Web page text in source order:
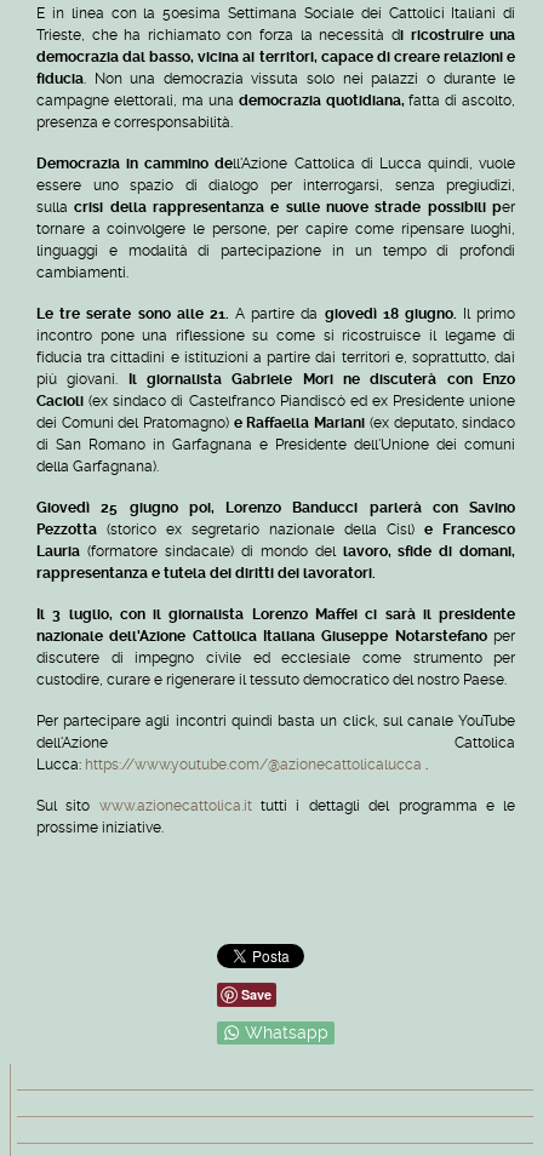
E in linea con la 50esima Settimana Sociale dei Cattolici Italiani di
Trieste, che ha richiamato con forza la necessità di ricostruire una
democrazia dal basso, vicina ai territori, capace di creare relazioni e
fiducia. Non una democrazia vissuta solo nei palazzi o durante le
campagne elettorali, ma una democrazia quotidiana, fatta di ascolto,
presenza e corresponsabilità.
Democrazia in cammino dell'Azione Cattolica di Lucca quindi, vuole
essere uno spazio di dialogo per interrogarsi, senza pregiudizi,
sulla crisi della rappresentanza e sulle nuove strade possibili per
tornare a coinvolgere le persone, per capire come ripensare luoghi,
linguaggi e modalità di partecipazione in un tempo di profondi
cambiamenti.
Le tre serate sono alle 21. A partire da giovedì 18 giugno.
Il primo
incontro pone una riflessione su come si ricostruisce il legame di
fiducia tra cittadini e istituzioni a partire dai territori e, soprattutto, dai
più giovani.
Il giornalista Gabriele Mori ne discuterà con Enzo
Cacioli (ex sindaco di Castelfranco Piandiscò ed ex Presidente unione
dei Comuni del Pratomagno) e Raffaella Mariani (ex deputato, sindaco
di San Romano in Garfagnana e Presidente dell'Unione dei comuni
della Garfagnana).
Giovedì 25 giugno poi, Lorenzo Banducci parlerà con Savino
Pezzotta (storico ex segretario nazionale della Cisl) e Francesco
Lauria (formatore sindacale) di mondo del lavoro, sfide di domani,
rappresentanza e tutela dei diritti dei lavoratori.
Il 3 luglio, con il giornalista Lorenzo Maffei ci sarà il presidente
nazionale dell'Azione Cattolica Italiana Giuseppe Notarstefano per
discutere di impegno civile ed ecclesiale come strumento per
custodire, curare e rigenerare il tessuto democratico del nostro Paese.
Per partecipare agli incontri quindi basta un click, sul canale YouTube
dell'Azione Cattolica
Lucca: https://www.youtube.com/@azionecattolicalucca .
Sul sito www.azionecattolica.it tutti i dettagli del programma e le
prossime iniziative.
Save
Whatsapp